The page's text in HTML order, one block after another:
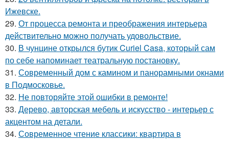
Ижевске.
29. От процесса ремонта и преображения интерьера
действительно можно получать удовольствие.
30. В чунцине открылся бутик Curiel Casa, который сам
по себе напоминает театральную постановку.
31. Современный дом с камином и панорамными окнами
в Подмосковье.
32. Не повторяйте этой ошибки в ремонте!
33. Дерево, авторская мебель и искусство - интерьер с
акцентом на детали.
34. Современное чтение классики: квартира в